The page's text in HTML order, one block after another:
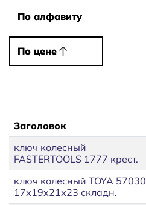
По алфавиту
По алфавиту
По цене
По цене
Заголовок
ключ колесный
FASTERTOOLS 1777 крест.
ключ колесный TOYA 57030
17х19х21х23 складн.